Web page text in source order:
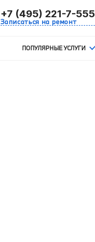
+7 (495) 221-7-555
Записаться на ремонт
ПОПУЛЯРНЫЕ УСЛУГИ